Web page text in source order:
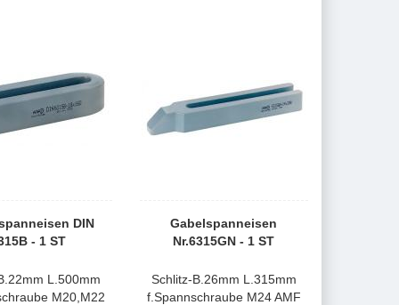
DIN
- 1 ST
L.500mm
M20,M22
Gabelspanneisen
Nr.6315GN - 1 ST
Schlitz-B.26mm L.315mm
f.Spannschraube M24 AMF